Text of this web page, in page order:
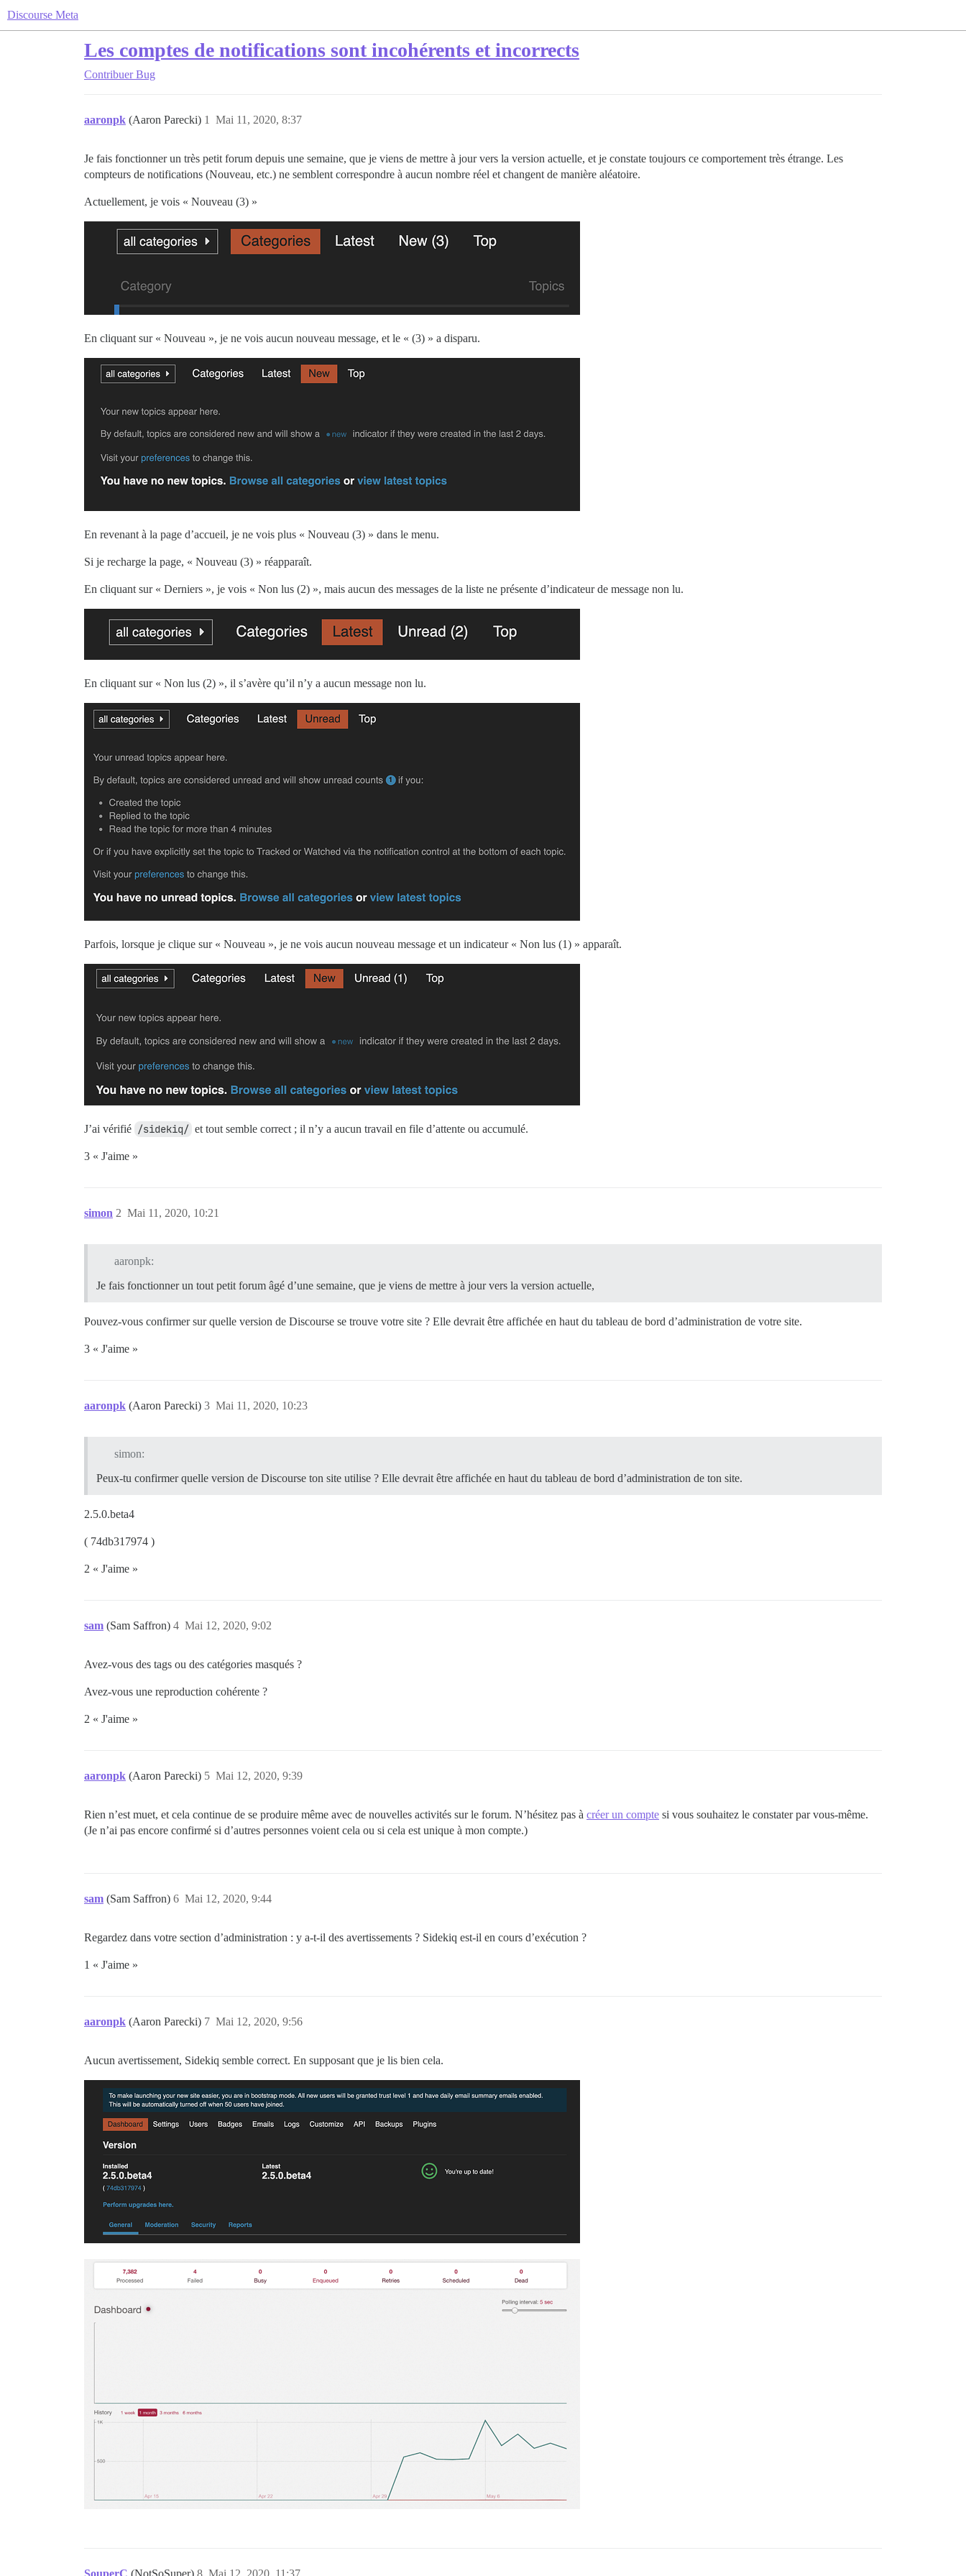
Discourse Meta
Les comptes de notifications sont incohérents et incorrects
Contribuer Bug
aaronpk (Aaron Parecki) Mai 11, 2020, 8:37
1
Je fais fonctionner un très petit forum depuis une semaine, que je viens de mettre à jour vers la version actuelle, et je constate toujours ce comportement très étrange. Les
compteurs de notifications (Nouveau, etc.) ne semblent correspondre à aucun nombre réel et changent de manière aléatoire.
Actuellement, je vois « Nouveau (3) »
En cliquant sur « Nouveau », je ne vois aucun nouveau message, et le « (3) » a disparu.
En revenant à la page d’accueil, je ne vois plus « Nouveau (3) » dans le menu.
Si je recharge la page, « Nouveau (3) » réapparaît.
En cliquant sur « Derniers », je vois « Non lus (2) », mais aucun des messages de la liste ne présente d’indicateur de message non lu.
En cliquant sur « Non lus (2) », il s’avère qu’il n’y a aucun message non lu.
Parfois, lorsque je clique sur « Nouveau », je ne vois aucun nouveau message et un indicateur « Non lus (1) » apparaît.
J’ai vérifié /sidekiq/ et tout semble correct ; il n’y a aucun travail en file d’attente ou accumulé.
3 « J'aime »
simon Mai 11, 2020, 10:21
2
aaronpk:
Je fais fonctionner un tout petit forum âgé d’une semaine, que je viens de mettre à jour vers la version actuelle,
Pouvez-vous confirmer sur quelle version de Discourse se trouve votre site ? Elle devrait être affichée en haut du tableau de bord d’administration de votre site.
3 « J'aime »
aaronpk (Aaron Parecki) Mai 11, 2020, 10:23
3
simon:
Peux-tu confirmer quelle version de Discourse ton site utilise ? Elle devrait être affichée en haut du tableau de bord d’administration de ton site.
2.5.0.beta4
( 74db317974 )
2 « J'aime »
sam (Sam Saffron) Mai 12, 2020, 9:02
4
Avez-vous des tags ou des catégories masqués ?
Avez-vous une reproduction cohérente ?
2 « J'aime »
aaronpk (Aaron Parecki) Mai 12, 2020, 9:39
5
Rien n’est muet, et cela continue de se produire même avec de nouvelles activités sur le forum. N’hésitez pas à créer un compte si vous souhaitez le constater par vous-même.
(Je n’ai pas encore confirmé si d’autres personnes voient cela ou si cela est unique à mon compte.)
sam (Sam Saffron) Mai 12, 2020, 9:44
6
Regardez dans votre section d’administration : y a-t-il des avertissements ? Sidekiq est-il en cours d’exécution ?
1 « J'aime »
aaronpk (Aaron Parecki) Mai 12, 2020, 9:56
7
Aucun avertissement, Sidekiq semble correct. En supposant que je lis bien cela.
SouperC (NotSoSuper) Mai 12, 2020, 11:37
8